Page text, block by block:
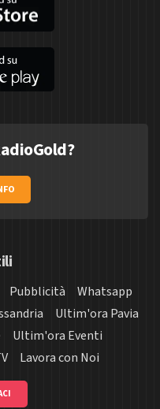
Pubblicità
Whatsapp
Ultim'ora Pavia
Ultim'ora Eventi
Lavora con Noi